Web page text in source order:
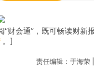
财会通”，既可畅读财新
。]
责任编辑：于海荣